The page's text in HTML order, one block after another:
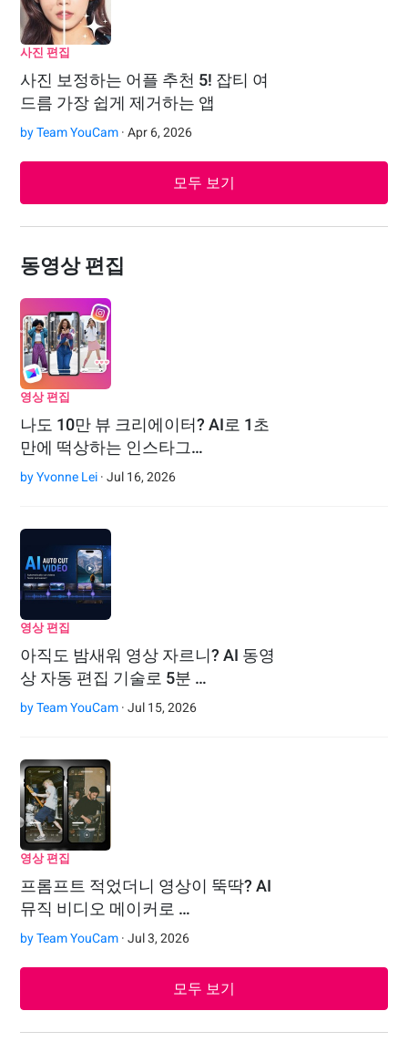
사진 편집
사진 보정하는 어플 추천 5! 잡티 여
드름 가장 쉽게 제거하는 앱
byTeam YouCam · Apr 6, 2026
모두 보기
동영상 편집
영상 편집
나도 10만 뷰 크리에이터? AI로 1초
만에 떡상하는 인스타그…
byYvonne Lei · Jul 16, 2026
영상 편집
아직도 밤새워 영상 자르니? AI 동영
상 자동 편집 기술로 5분 …
byTeam YouCam · Jul 15, 2026
영상 편집
프롬프트 적었더니 영상이 뚝딱? AI
뮤직 비디오 메이커로 …
byTeam YouCam · Jul 3, 2026
모두 보기